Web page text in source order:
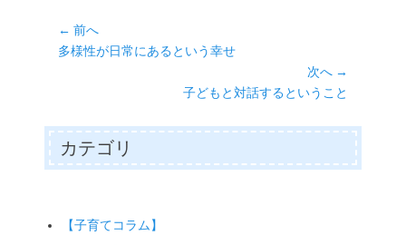
投
稿
ゲ
ー
シ
ン
← 前へ
前
多様性が日常にあるという幸せ
次へ →
投
稿:
子どもと対話するということ
カテゴリ
【子育てコラム】